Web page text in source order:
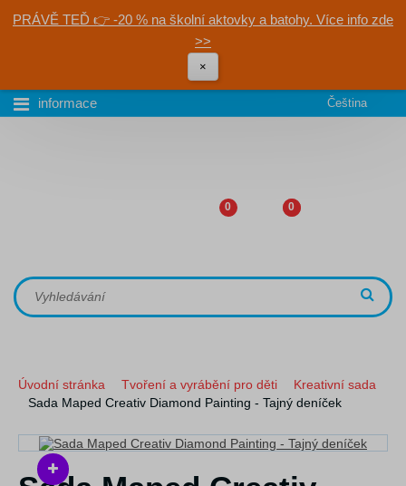
PRÁVĚ TEĎ 👉 -20 % na školní aktovky a batohy. Více info zde
>>
×
informace Čeština
0 0
Úvodní stránka Tvoření a vyrábění pro děti
Kreativní sada
Sada Maped Creativ Diamond Painting - Tajný deníček